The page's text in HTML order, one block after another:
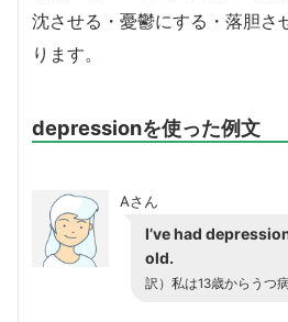
沈させる・憂鬱にする・落胆さ
ります。
depressionを使った例文
Aさん
I’ve had
old.
訳）私は13歳からうつ